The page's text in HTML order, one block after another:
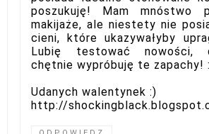
poszukuję! Mam mnóstwo
makijaże, ale niestety nie
cieni, które ukazywałyby
Lubię testować nowości,
chętnie wypróbuję te zapachy!
Udanych walentynek :)
http://